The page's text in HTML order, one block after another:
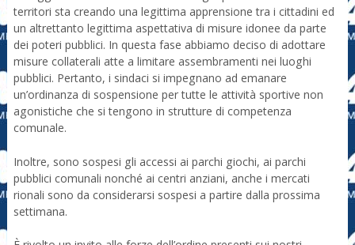
territori sta creando una legittima apprensione tra i cittadini ed
un altrettanto legittima aspettativa di misure idonee da parte
dei poteri pubblici. In questa fase abbiamo deciso di adottare
misure collaterali atte a limitare assembramenti nei luoghi
pubblici. Pertanto, i sindaci si impegnano ad emanare
un’ordinanza di sospensione per tutte le attività sportive non
agonistiche che si tengono in strutture di competenza
comunale.
Inoltre, sono sospesi gli accessi ai parchi giochi, ai parchi
pubblici comunali nonché ai centri anziani, anche i mercati
rionali sono da considerarsi sospesi a partire dalla prossima
settimana.